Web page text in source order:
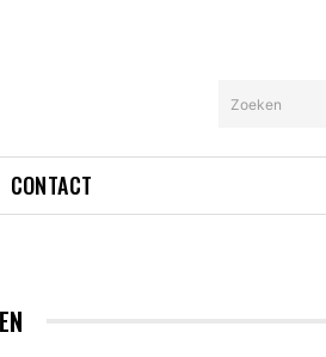
Zoeken
CONTACT